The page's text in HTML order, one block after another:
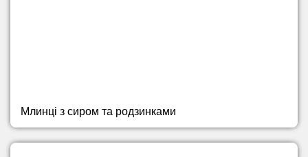
Млинці з сиром та родзинками